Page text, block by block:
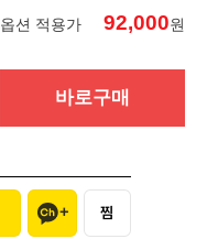
옵션 적용가 92,000원
바로구매